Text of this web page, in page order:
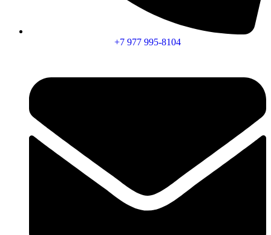
+7 977 995-8104